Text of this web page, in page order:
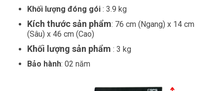
Khối lượng đóng gói : 3.9 kg
Kích thước sản phẩm: 76 cm (Ngang) x 14 cm
(Sâu) x 46 cm (Cao)
Khối lượng sản phẩm : 3 kg
Bảo hành: 02 năm